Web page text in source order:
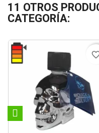
11 OTROS
CATEGORÍA: